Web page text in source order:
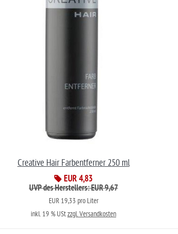
Creative Hair Farbentferner 250 ml
EUR 4,83
UVP des Herstellers: EUR 9,67
EUR 19,33 pro Liter
inkl. 19 % UStzzgl. Versandkosten